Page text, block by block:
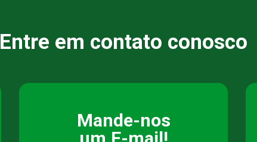
Entre em contato conosco
Mande-nos